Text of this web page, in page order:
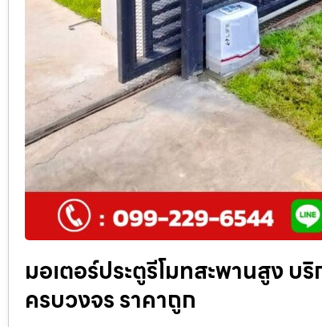
มอเตอร์ประตูรีโมทสะพานสูง บ
ครบวงจร ราคาถูก